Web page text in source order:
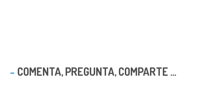
COMENTA, PREGUNTA, COMPARTE ...